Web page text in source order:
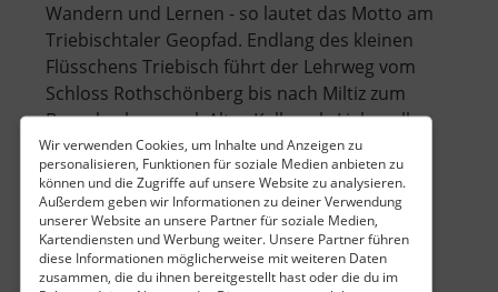
Wir verwenden Cookies, um Inhalte und Anzeigen zu
personalisieren, Funktionen für soziale Medien anbieten zu
können und die Zugriffe auf unsere Website zu analysieren.
Außerdem geben wir Informationen zu deiner Verwendung
unserer Website an unsere Partner für soziale Medien,
Kartendiensten und Werbung weiter. Unsere Partner führen
diese Informationen möglicherweise mit weiteren Daten
zusammen, die du ihnen bereitgestellt hast oder die du im
Wandern und Lernen - so lautet das Motto am
Triebischtaler Geopfad. Endlang des kleinen
Flüsschens Triebisch führt der Lehrweg vom
Schloss Rothschönberg bis nach Miltiz zum
Besucherbergwerk Altes Kalkwerk. Liebevoll
wurden viele Schilder entlang des Wegen
gestaltet und Rastplätze eingerichtet. Aber .. »
weiterlesenüber
Geopfad
Triebischtal